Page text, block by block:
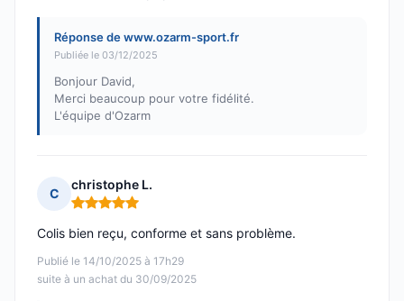
Réponse de www.ozarm-sport.fr
Publiée le 03/12/2025
Bonjour David,
Merci beaucoup pour votre fidélité.
L'équipe d'Ozarm
C
christophe L.
Note : 5 sur 5
Publié le 14/10/2025 à 17h29
suite à un achat du 30/09/2025
Colis bien reçu, conforme et sans problème.